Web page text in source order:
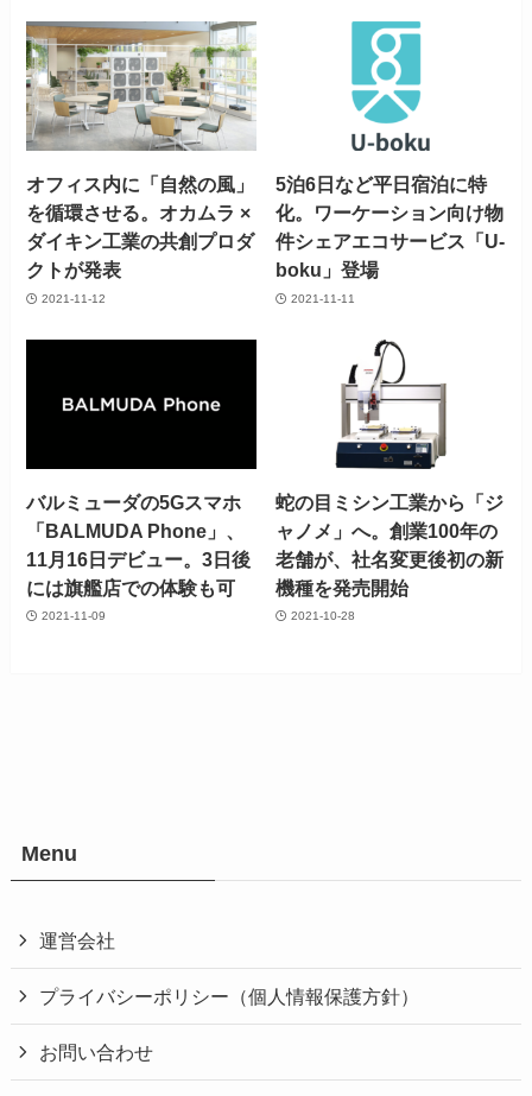
オフィス内に「自然の風」
を循環させる。オカムラ ×
ダイキン工業の共創プロダ
クトが発表
2021-11-12
5泊6日など平日宿泊に特
化。ワーケーション向け物
件シェアエコサービス「U-
boku」登場
2021-11-11
バルミューダの5Gスマホ
「BALMUDA Phone」、
11月16日デビュー。3日後
には旗艦店での体験も可
2021-11-09
蛇の目ミシン工業から「ジ
ャノメ」へ。創業100年の
老舗が、社名変更後初の新
機種を発売開始
2021-10-28
Menu
運営会社
プライバシーポリシー（個人情報保護方針）
お問い合わせ